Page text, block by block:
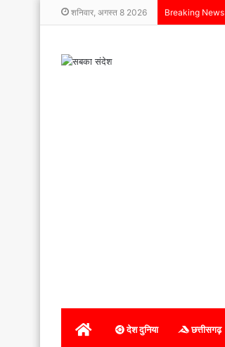
शनिवार, अगस्त 8 2026 Breaking News
होम देश दुनिया छत्तीसगढ़